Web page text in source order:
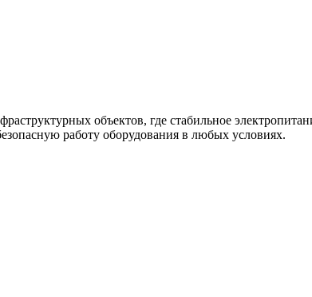
объектов, где стабильное
работу оборудования в любых условиях.